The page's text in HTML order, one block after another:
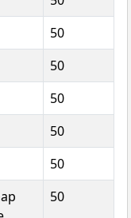
50
50
50
50
50
50